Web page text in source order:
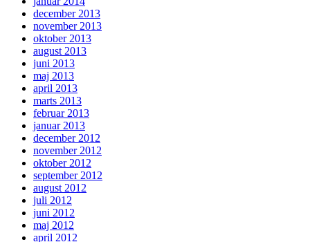
december 2013
november 2013
oktober 2013
august 2013
juni 2013
maj 2013
april 2013
marts 2013
februar 2013
januar 2013
december 2012
november 2012
oktober 2012
september 2012
august 2012
juli 2012
juni 2012
maj 2012
april 2012